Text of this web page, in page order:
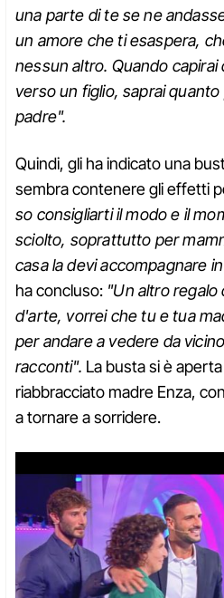
una parte di te se ne
un amore che ti esaspera,
nessun altro. Quando
verso un figlio, saprai
padre".
Quindi, gli ha indicato una
sembra contenere gli effetti
so consigliarti il modo e il
sciolto, soprattutto per
casa la devi accompagnare
ha concluso: "Un altro
d'arte, vorrei che tu e tua
per andare a vedere da
racconti". La busta si è
riabbracciato madre Enza,
a tornare a sorridere.